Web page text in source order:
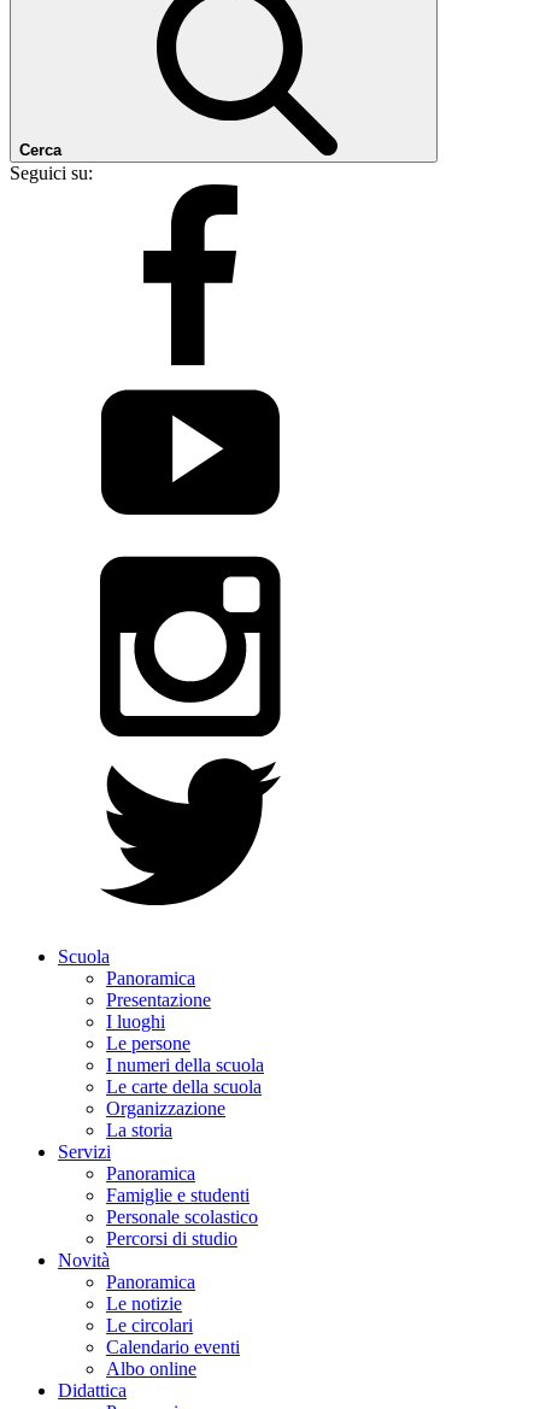
Cerca
Seguici su:
Scuola
Panoramica
Presentazione
I luoghi
Le persone
I numeri della scuola
Le carte della scuola
Organizzazione
La storia
Servizi
Panoramica
Famiglie e studenti
Personale scolastico
Percorsi di studio
Novità
Panoramica
Le notizie
Le circolari
Calendario eventi
Albo online
Didattica